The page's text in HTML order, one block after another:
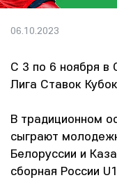
06.10.2023
С 3 по 6 ноября в
Лига Ставок
В традиционном
сыграют
Белоруссии и
сборная России